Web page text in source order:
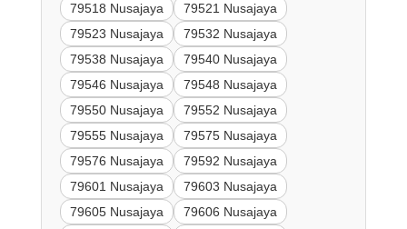
79518 Nusajaya
79521 Nusajaya
79523 Nusajaya
79532 Nusajaya
79538 Nusajaya
79540 Nusajaya
79546 Nusajaya
79548 Nusajaya
79550 Nusajaya
79552 Nusajaya
79555 Nusajaya
79575 Nusajaya
79576 Nusajaya
79592 Nusajaya
79601 Nusajaya
79603 Nusajaya
79605 Nusajaya
79606 Nusajaya